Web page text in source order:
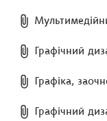
Графічний
Графіка,
Графічний